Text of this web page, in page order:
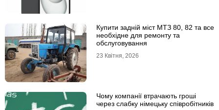
Купити задній міст МТЗ 80, 82 та все
необхідне для ремонту та
обслуговування
23 Квітня, 2026
Чому компанії втрачають гроші
через слабку німецьку співробітників